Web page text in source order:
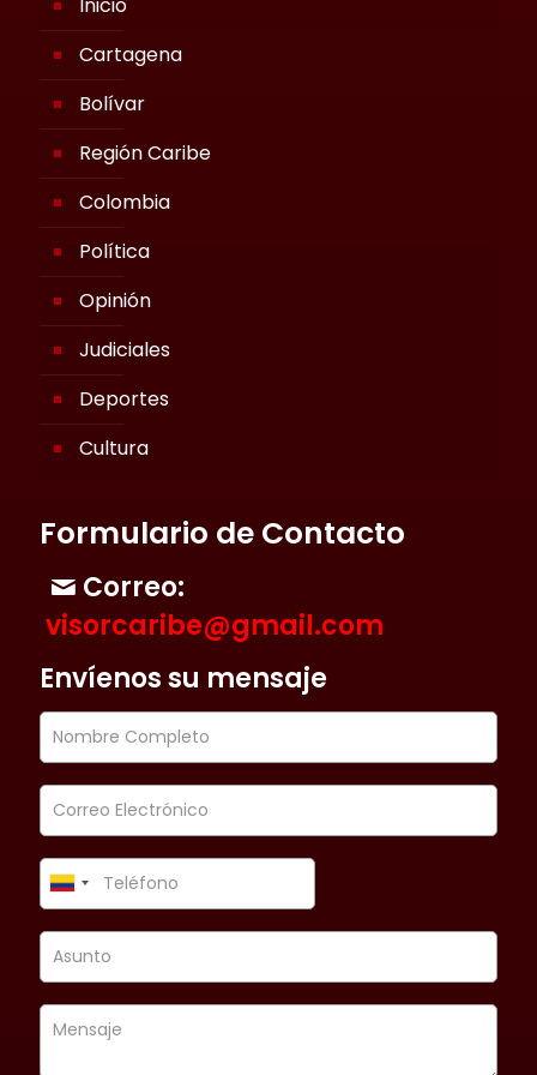
Cartagena
Bolívar
Región Caribe
Colombia
Política
Opinión
Judiciales
Deportes
Cultura
Formulario de Contacto
Correo:
visorcaribe@gmail.com
Envíenos su mensaje